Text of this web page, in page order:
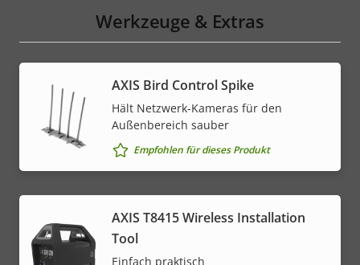
Werkzeuge & Extras
AXIS Bird Control Spike
Hält Netzwerk-Kameras für den
Außenbereich sauber
Empfohlen für dieses Produkt
AXIS T8415 Wireless Installation
Tool
Einfach praktisch